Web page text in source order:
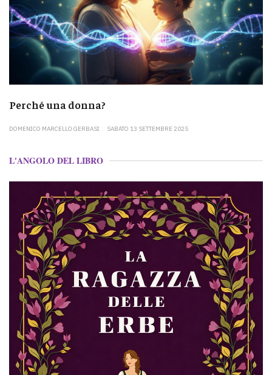
Perché una donna?
DOMENICO MARCELLO GERBASI SABATO 13 SETTEMBRE 2025
L'ANGOLO DEL LIBRO